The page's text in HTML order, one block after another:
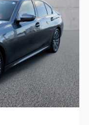
ック・モニター：ブラ
ングストップ・盗難防
装備 ・過給器設定モデ
ミュージックプレイヤ
マートキー・パワーウ
革シート ■エクステリ
【車検残：
費用（自動車重量税、
ます。 車検整備付 車検
月）を実施致します。そ